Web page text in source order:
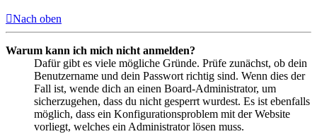
Nach oben
Warum kann ich mich nicht anmelden?
Dafür gibt es viele mögliche Gründe. Prüfe zunächst, ob dein
Benutzername und dein Passwort richtig sind. Wenn dies der
Fall ist, wende dich an einen Board-Administrator, um
sicherzugehen, dass du nicht gesperrt wurdest. Es ist ebenfalls
möglich, dass ein Konfigurationsproblem mit der Website
vorliegt, welches ein Administrator lösen muss.